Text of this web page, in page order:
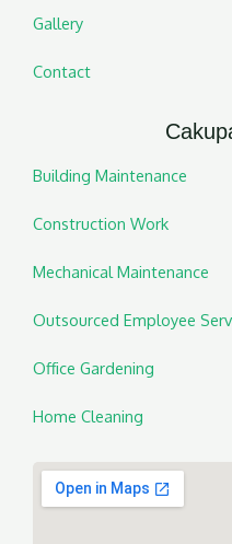
Gallery
Contact
Building Maintenance
Construction Work
Mechanical Maintenance
Outsourced Employee
Office Gardening
Home Cleaning